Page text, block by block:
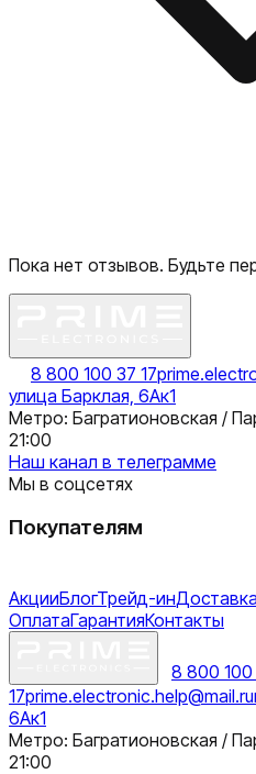
Пока нет отзывов. Будьте
8 800 100 37 17
улица Барклая, 6Ак1
Метро: Багратионовская /
21:00
Наш канал в телеграмме
Мы в соцсетях
Покупателям
АкцииБлогТрейд-ин
ОплатаГарантияКонтакты
8 800 100
17prime.electronic.help@mail.ru
6Ак1
Метро: Багратионовская /
21:00